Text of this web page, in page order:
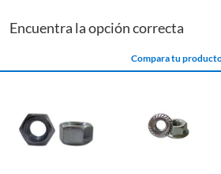
Para complementar tu compra, te
las categorías de fijaciones, como
tornillos. Las tuercas y rondanas te
eficiente.
Encuentra la opción correcta
Compara tu